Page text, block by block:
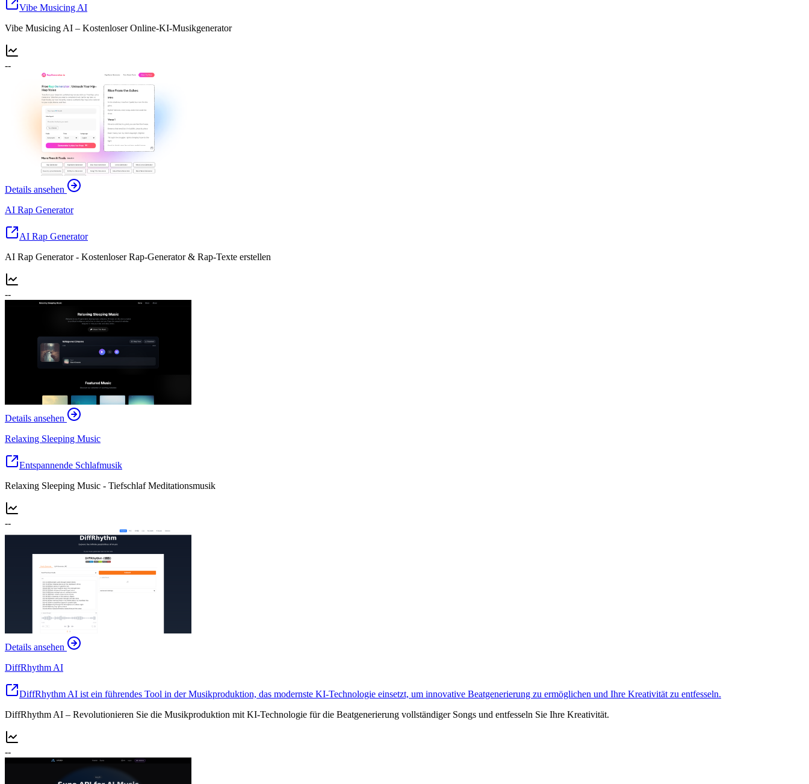
Vibe Musicing AI
Vibe Musicing AI – Kostenloser Online-KI-Musikgenerator
--
Details ansehen
AI Rap Generator
AI Rap Generator
AI Rap Generator - Kostenloser Rap-Generator & Rap-Texte erstellen
--
Details ansehen
Relaxing Sleeping Music
Entspannende Schlafmusik
Relaxing Sleeping Music - Tiefschlaf Meditationsmusik
--
Details ansehen
DiffRhythm AI
DiffRhythm AI ist ein führendes Tool in der Musikproduktion, das modernste KI-Technologie einsetzt, um innovative Beatgenerierung zu ermöglichen und Ihre Kreativität zu entfesseln.
DiffRhythm AI – Revolutionieren Sie die Musikproduktion mit KI-Technologie für die Beatgenerierung vollständiger Songs und entfesseln Sie Ihre Kreativität.
--